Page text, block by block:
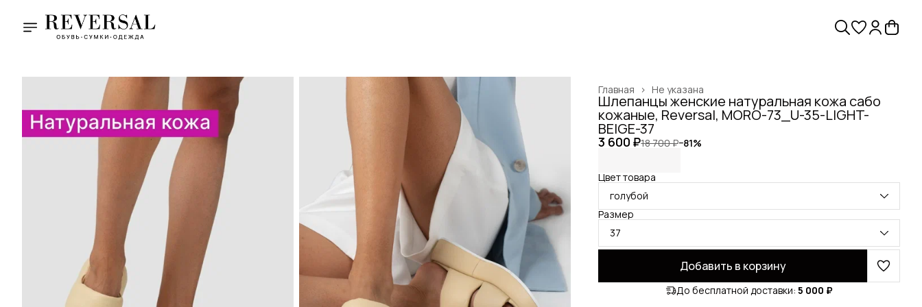
Не указана
Главная ›
Шлепанцы женские натуральная кожа сабо
кожаные, Reversal, MORO-73_U-35-LIGHT-
BEIGE-37
3 600 ₽18 700 ₽−81%
Цвет товара
голубой
Размер
37
Добавить в корзину
До бесплатной доставки: 5 000 ₽